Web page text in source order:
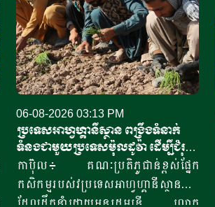
06-08-2026 03:13 PM
ប្រទេសអាហ្វហ្គានីស្ថាន ពង្រឹងទំនាក់
ទំនងជាមួយប្រទេសម៉ុលដូវ៉ា ដើម្បីជំរុញ
កិច្ចសហប្រតិបត្តិការផ្នែកវិទ្យាសាស្ត្រ
និងកសិកម្ម
កាប៊ុល៖ គណៈប្រតិភូជាន់ខ្ពស់ផ្នែក
កសិកម្មរបស់វប្រទេសអាហ្វហ្គានីស្ថាន
ដែលដឹកនាំដោយអនុរដ្ឋមន្ត្រី លោក